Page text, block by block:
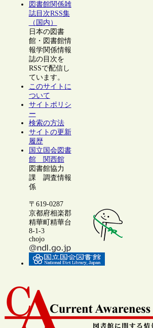
図書館関係雑
誌目次RSS集
（国内）
日本の図書
館・図書館情
報学関係情報
誌の目次を
RSSで配信し
ています。
このサイトに
ついて
サイトポリシ
ー
検索の方法
サイトの更新
履歴
国立国会図書
館 関西館
図書館協力
課 調査情報
係
〒619-0287
京都府相楽郡
精華町精華台
8-1-3
chojo